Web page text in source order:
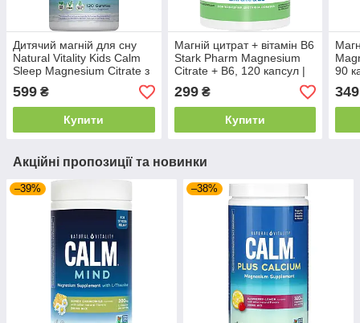
Дитячий магній для сну
Natural Vitality Kids Calm
Sleep Magnesium Citrate з
мелатоніном, 120
жувальних цукерок |
Спокій
599 ₴
Купити
Магній цитрат + вітамін B6
Stark Pharm Magnesium
Citrate + B6, 120 капсул |
Підтримка нервової
системи, м’язів та
зниження стресу
299₴
Купити
90
349
Акційні пропозиції та новинки
–39% –38%